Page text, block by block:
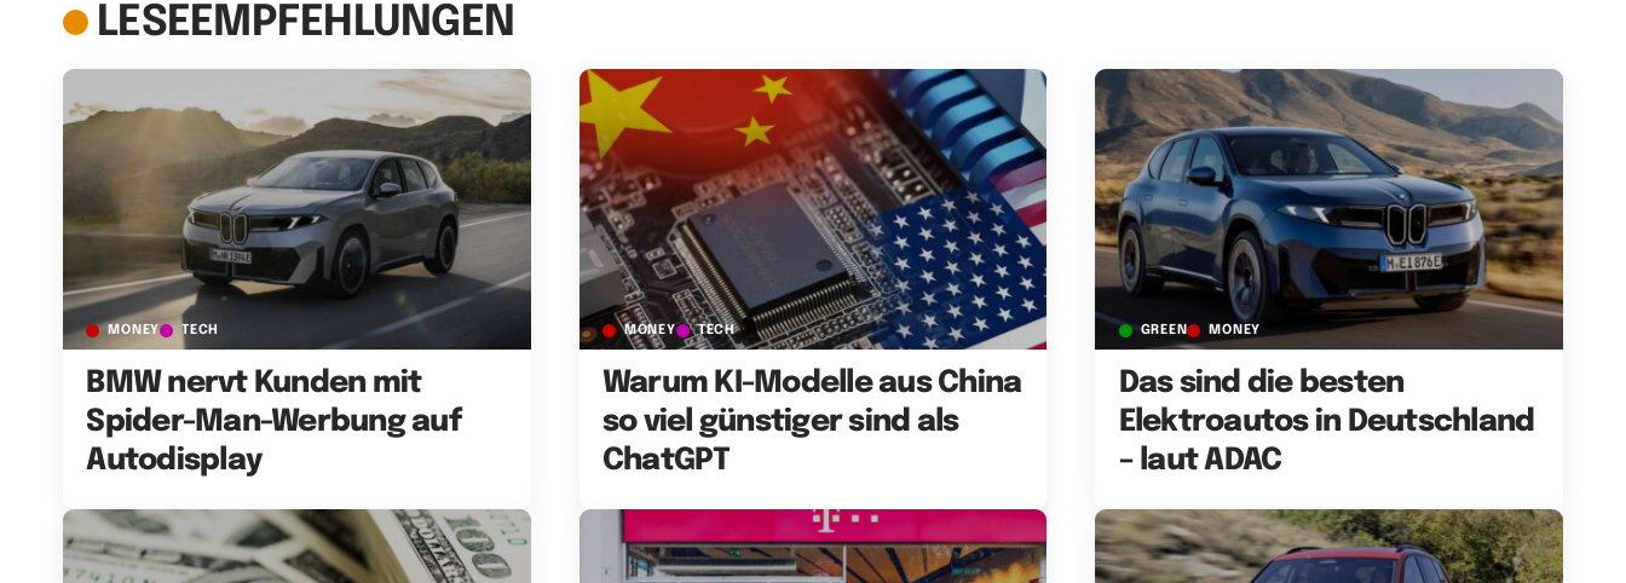
LESEEMPFEHLUNGEN
MONEY TECH
BMW nervt Kunden mit
Spider-Man-Werbung auf
Autodisplay
MONEY TECH
Warum KI-Modelle aus China
so viel günstiger sind als
ChatGPT
GREEN MONEY
Das sind die besten
Elektroautos in Deutschland
– laut ADAC